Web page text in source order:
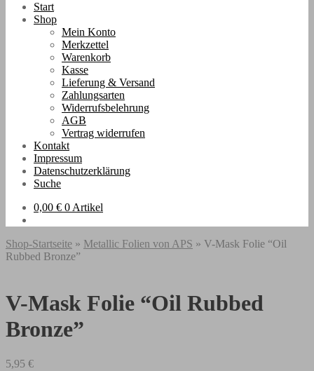
Start
Shop
Mein Konto
Merkzettel
Warenkorb
Kasse
Lieferung & Versand
Zahlungsarten
Widerrufsbelehrung
AGB
Vertrag widerrufen
Kontakt
Impressum
Datenschutzerklärung
Suche
0,00 € 0 Artikel
Shop-Startseite » Metallic Folien von APS » V-Mask Folie “Oil
Rubbed Bronze”
V-Mask Folie “Oil Rubbed
Bronze”
5,95 €